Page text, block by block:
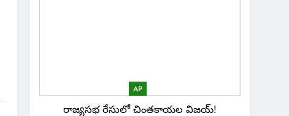
AP
రాజ్యసభ రేసులో చింతకాయల విజయ్‌!